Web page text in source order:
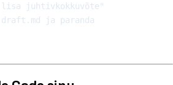
juhtivkokkuvõte"
ja paranda